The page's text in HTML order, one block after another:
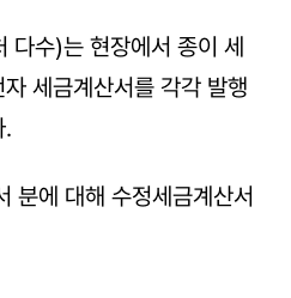
다수)는 현장에서 종이 세
세금계산서를 각각 발행
.
분에 대해 수정세금계산서